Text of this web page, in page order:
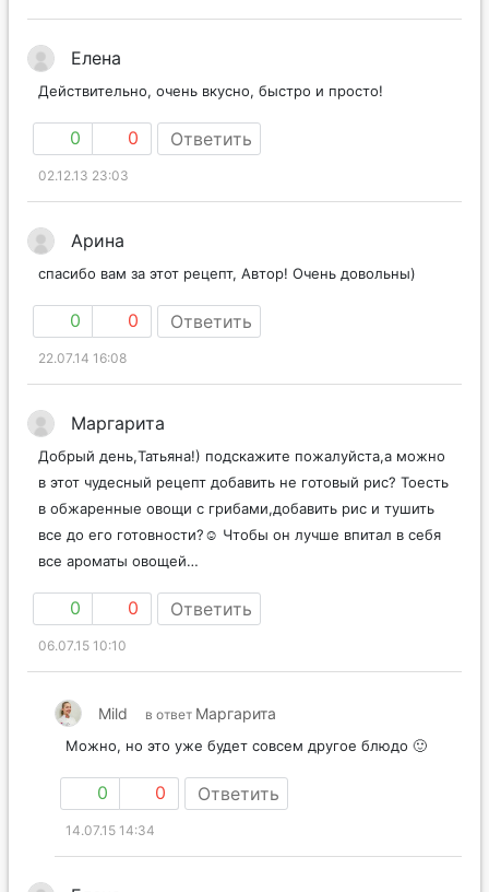
Елена
Действительно, очень вкусно, быстро и просто!
0 0 Ответить
02.12.13 23:03
Арина
спасибо вам за этот рецепт, Автор! Очень довольны)
0 0 Ответить
22.07.14 16:08
Маргарита
Добрый день,Татьяна!) подскажите пожалуйста,а можно
в этот чудесный рецепт добавить не готовый рис? Тоесть
в обжаренные овощи с грибами,добавить рис и тушить
все до его готовности?☺️ Чтобы он лучше впитал в себя
все ароматы овощей…
0 0 Ответить
06.07.15 10:10
Mild в ответ Маргарита
Можно, но это уже будет совсем другое блюдо 🙂
0 0 Ответить
14.07.15 14:34